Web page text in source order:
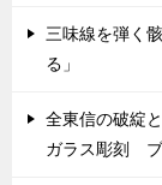
三味線を弾く
る」
全東信の破綻
ガラス彫刻